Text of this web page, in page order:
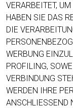
VERARBEITET,
HABEN SIE DAS
DIE
WERBUNG
PROFILING,
VERBINDUNG
WERDEN IHRE
ANSCHLIESSEND